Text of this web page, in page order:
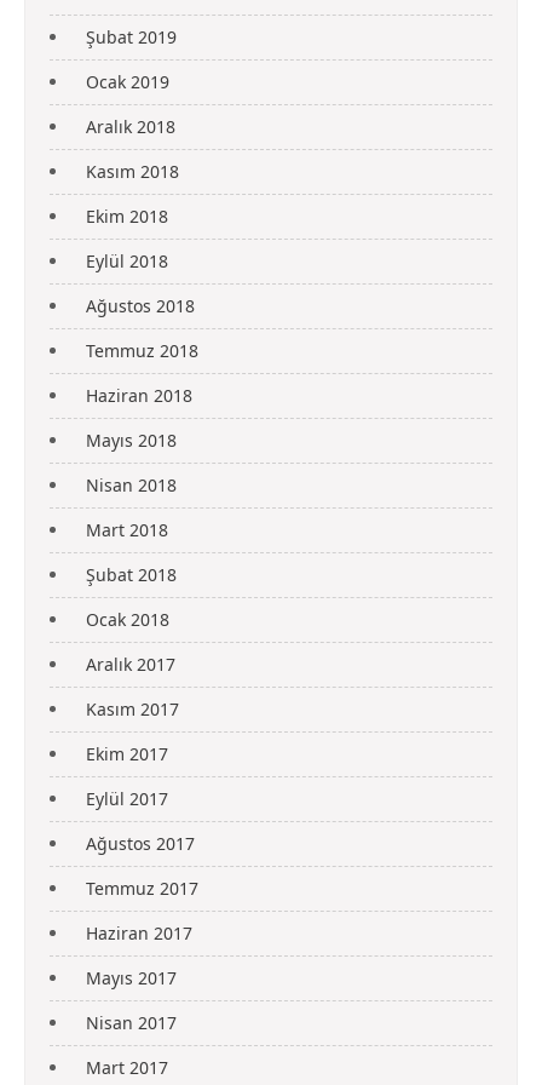
Şubat 2019
Ocak 2019
Aralık 2018
Kasım 2018
Ekim 2018
Eylül 2018
Ağustos 2018
Temmuz 2018
Haziran 2018
Mayıs 2018
Nisan 2018
Mart 2018
Şubat 2018
Ocak 2018
Aralık 2017
Kasım 2017
Ekim 2017
Eylül 2017
Ağustos 2017
Temmuz 2017
Haziran 2017
Mayıs 2017
Nisan 2017
Mart 2017